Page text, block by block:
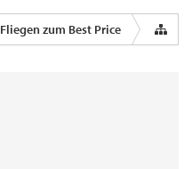
Fliegen zum Best Price